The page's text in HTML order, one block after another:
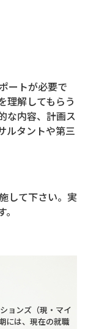
ートが必要で
理解してもらう
な内容、計画ス
ルタントや第三
して下さい。実
ョンズ（現・マイ
には、現在の就職